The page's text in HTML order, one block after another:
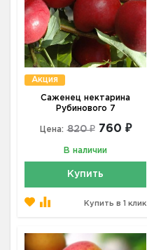
Акция
Саженец нектарина
Рубинового 7
Цена: 820 ₽ 760 ₽
В наличии
Купить
Купить в 1 клик